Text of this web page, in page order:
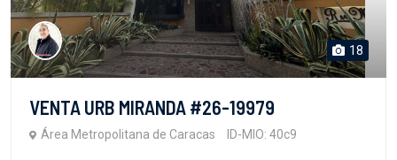
18
VENTA URB MIRANDA #26-19979
Área Metropolitana de Caracas ID-MIO: 40c9